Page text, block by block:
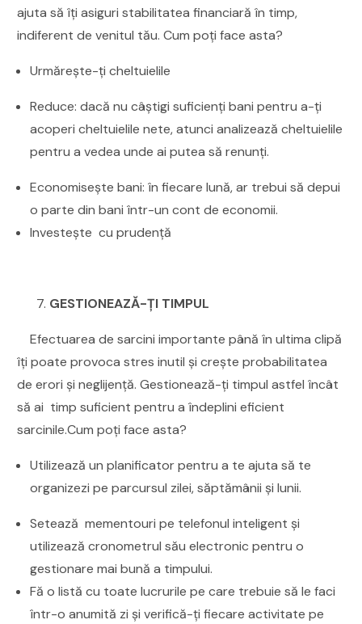
ajuta să îți asiguri stabilitatea financiară în timp,
indiferent de venitul tău. Cum poți face asta?
Urmărește-ți cheltuielile
Reduce: dacă nu câștigi suficienți bani pentru a-ți
acoperi cheltuielile nete, atunci analizează cheltuielile
pentru a vedea unde ai putea să renunți.
Economisește bani: în fiecare lună, ar trebui să depui
o parte din bani într-un cont de economii.
Investește cu prudență
GESTIONEAZĂ-ȚI TIMPUL
Efectuarea de sarcini importante până în ultima clipă
îți poate provoca stres inutil și crește probabilitatea
de erori și neglijență. Gestionează-ți timpul astfel încât
să ai timp suficient pentru a îndeplini eficient
sarcinile.Cum poți face asta?
Utilizează un planificator pentru a te ajuta să te
organizezi pe parcursul zilei, săptămânii și lunii.
Setează mementouri pe telefonul inteligent și
utilizează cronometrul său electronic pentru o
gestionare mai bună a timpului.
Fă o listă cu toate lucrurile pe care trebuie să le faci
într-o anumită zi și verifică-ți fiecare activitate pe